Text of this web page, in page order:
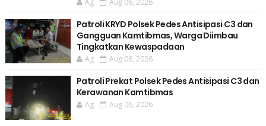
Ag Aug 06, 2026
Patroli KRYD Polsek Pedes Antisipasi C3 dan
Gangguan Kamtibmas, Warga Diimbau
Tingkatkan Kewaspadaan
Ag Aug 06, 2026
Patroli Prekat Polsek Pedes Antisipasi C3 dan
Kerawanan Kamtibmas
Ag Aug 06, 2026